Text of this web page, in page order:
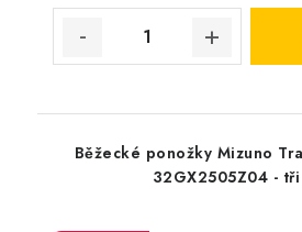
Běžecké ponožky Mizuno
32GX2505Z04 -